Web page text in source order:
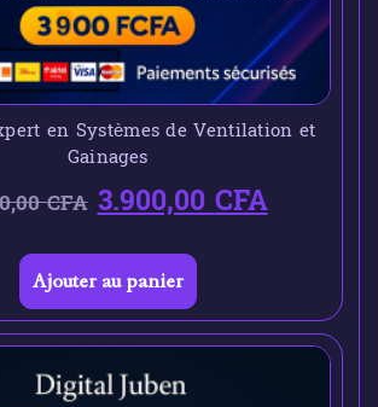
en Systèmes de Ventilation et
Gainages
CFA 3.900,00CFA
Ajouter au panier